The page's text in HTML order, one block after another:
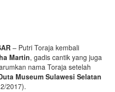
– Putri Toraja kembali
Martin, gadis cantik yang juga
nama Toraja setelah
Museum Sulawesi Selatan
2017).